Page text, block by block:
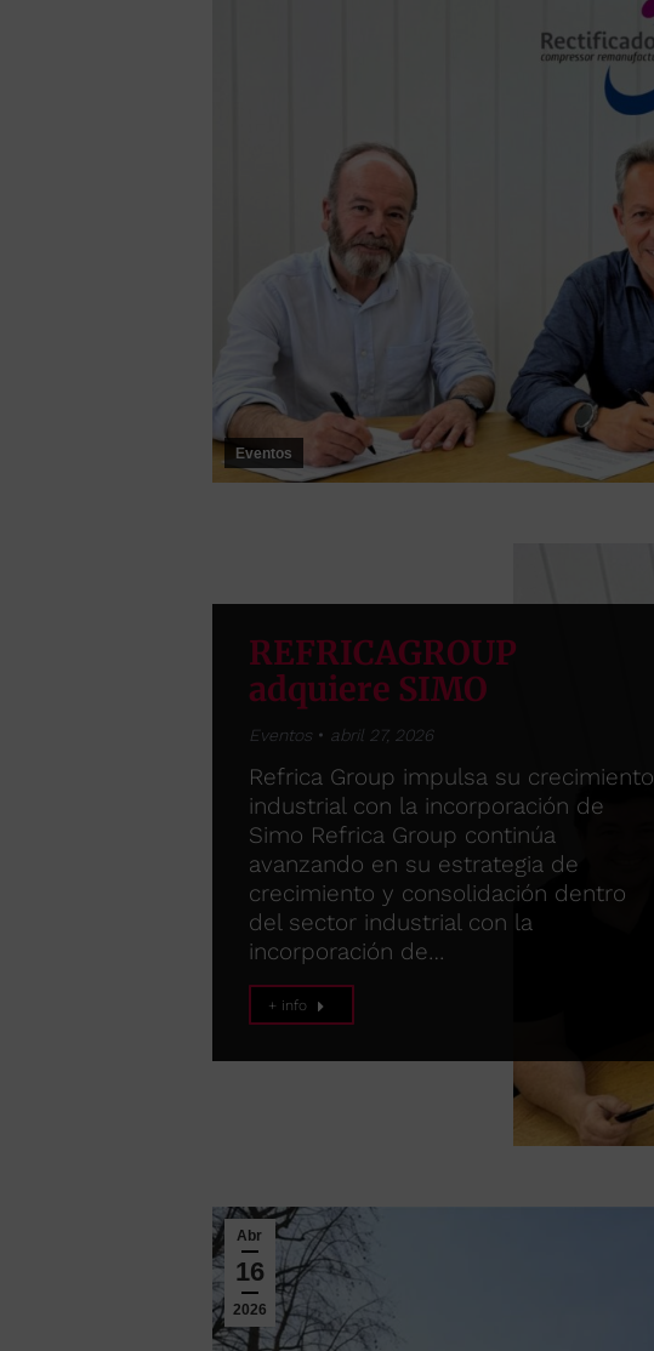
Eventos
REFRICAGROUP
adquiere SIMO
Eventos abril 27, 2026
Refrica Group impulsa su crecimiento
industrial con la incorporación de
Simo Refrica Group continúa
avanzando en su estrategia de
crecimiento y consolidación dentro
del sector industrial con la
incorporación de…
+ info
Abr
16
2026